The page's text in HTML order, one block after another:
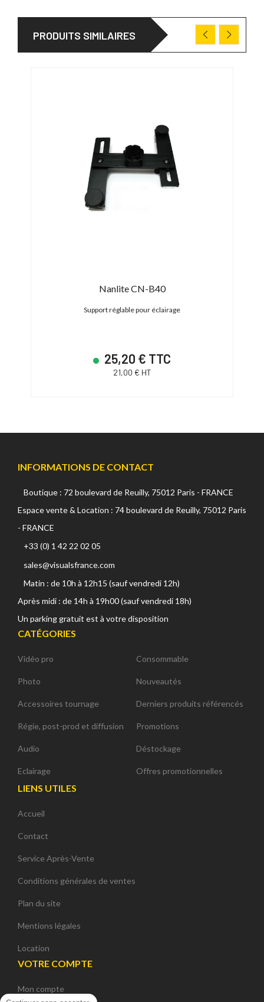
PRODUITS SIMILAIRES
Nanlite CN-B40
Support réglable pour éclairage
25,20 € TTC
21,00 € HT
INFORMATIONS DE CONTACT
Boutique : 72 boulevard de Reuilly, 75012 Paris - FRANCE
Espace vente & Location : 74 boulevard de Reuilly, 75012 Paris
- FRANCE
+33 (0) 1 42 22 02 05
sales@visualsfrance.com
Matin : de 10h à 12h15 (sauf vendredi 12h)
Après midi : de 14h à 19h00 (sauf vendredi 18h)
Un parking gratuit est à votre disposition
CATÉGORIES
Vidéo pro
Photo
Accessoires tournage
Régie, post-prod et diffusion
Audio
Eclairage
Consommable
Nouveautés
Derniers produits référencés
Promotions
Déstockage
Offres promotionnelles
LIENS UTILES
Accueil
Contact
Service Après-Vente
Conditions générales de ventes
Plan du site
Mentions légales
Location
VOTRE COMPTE
Mon compte